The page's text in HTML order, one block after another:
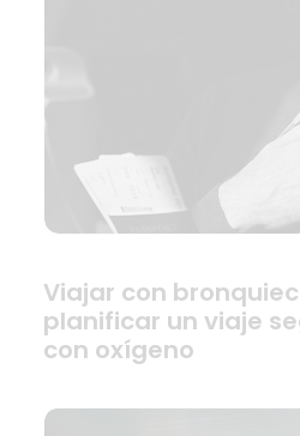
Viajar con
planificar un viaje
con oxígeno